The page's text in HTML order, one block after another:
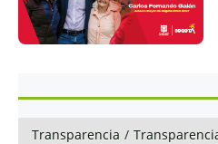
Transparencia /